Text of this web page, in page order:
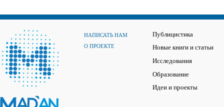
НАПИСАТЬ НАМ
О ПРОЕКТЕ
Публицистика
Новые книги и статьи
Исследования
Образование
Идеи и проекты